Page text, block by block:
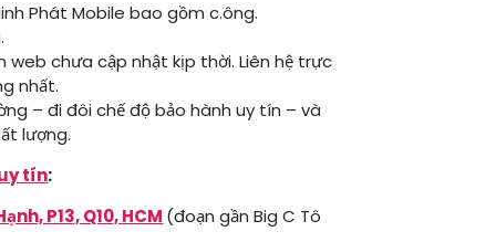
Phát Mobile bao gồm c.ông.
web chưa cập nhật kịp thời. Liên hệ trực
nhất.
– đi đôi chế độ bảo hành uy tín – và
lượng.
tín:
P13, Q10, HCM (đoạn gần Big C Tô